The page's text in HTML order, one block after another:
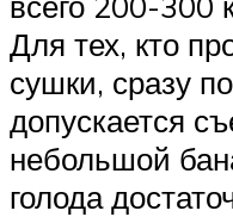
Для тех, кто
сушки, сразу
допускается
небольшой
голода